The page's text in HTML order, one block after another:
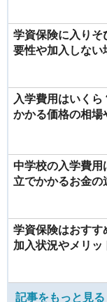
学資保険に入り
要性や加入しない
入学費用はいく
かかる価格の相場
中学校の入学費
立でかかるお金の
学資保険はおす
加入状況やメリッ
記事をもっと見